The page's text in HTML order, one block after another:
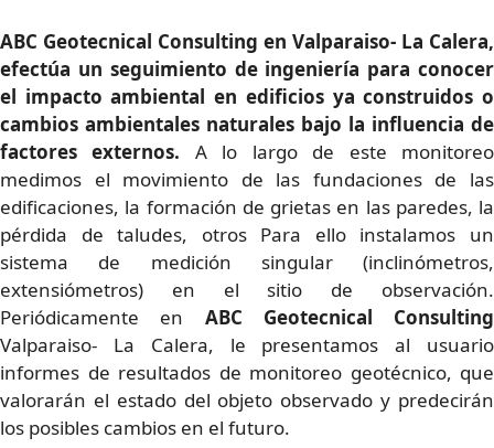
ABC Geotecnical Consulting en Valparaiso- La Calera,
efectúa un seguimiento de ingeniería para conocer
el impacto ambiental en edificios ya construidos o
cambios ambientales naturales bajo la influencia de
factores externos. A lo largo de este monitoreo
medimos el movimiento de las fundaciones de las
edificaciones, la formación de grietas en las paredes, la
pérdida de taludes, otros Para ello instalamos un
sistema de medición singular (inclinómetros,
extensiómetros) en el sitio de observación.
Periódicamente en ABC Geotecnical Consulting
Valparaiso- La Calera, le presentamos al usuario
informes de resultados de monitoreo geotécnico, que
valorarán el estado del objeto observado y predecirán
los posibles cambios en el futuro.